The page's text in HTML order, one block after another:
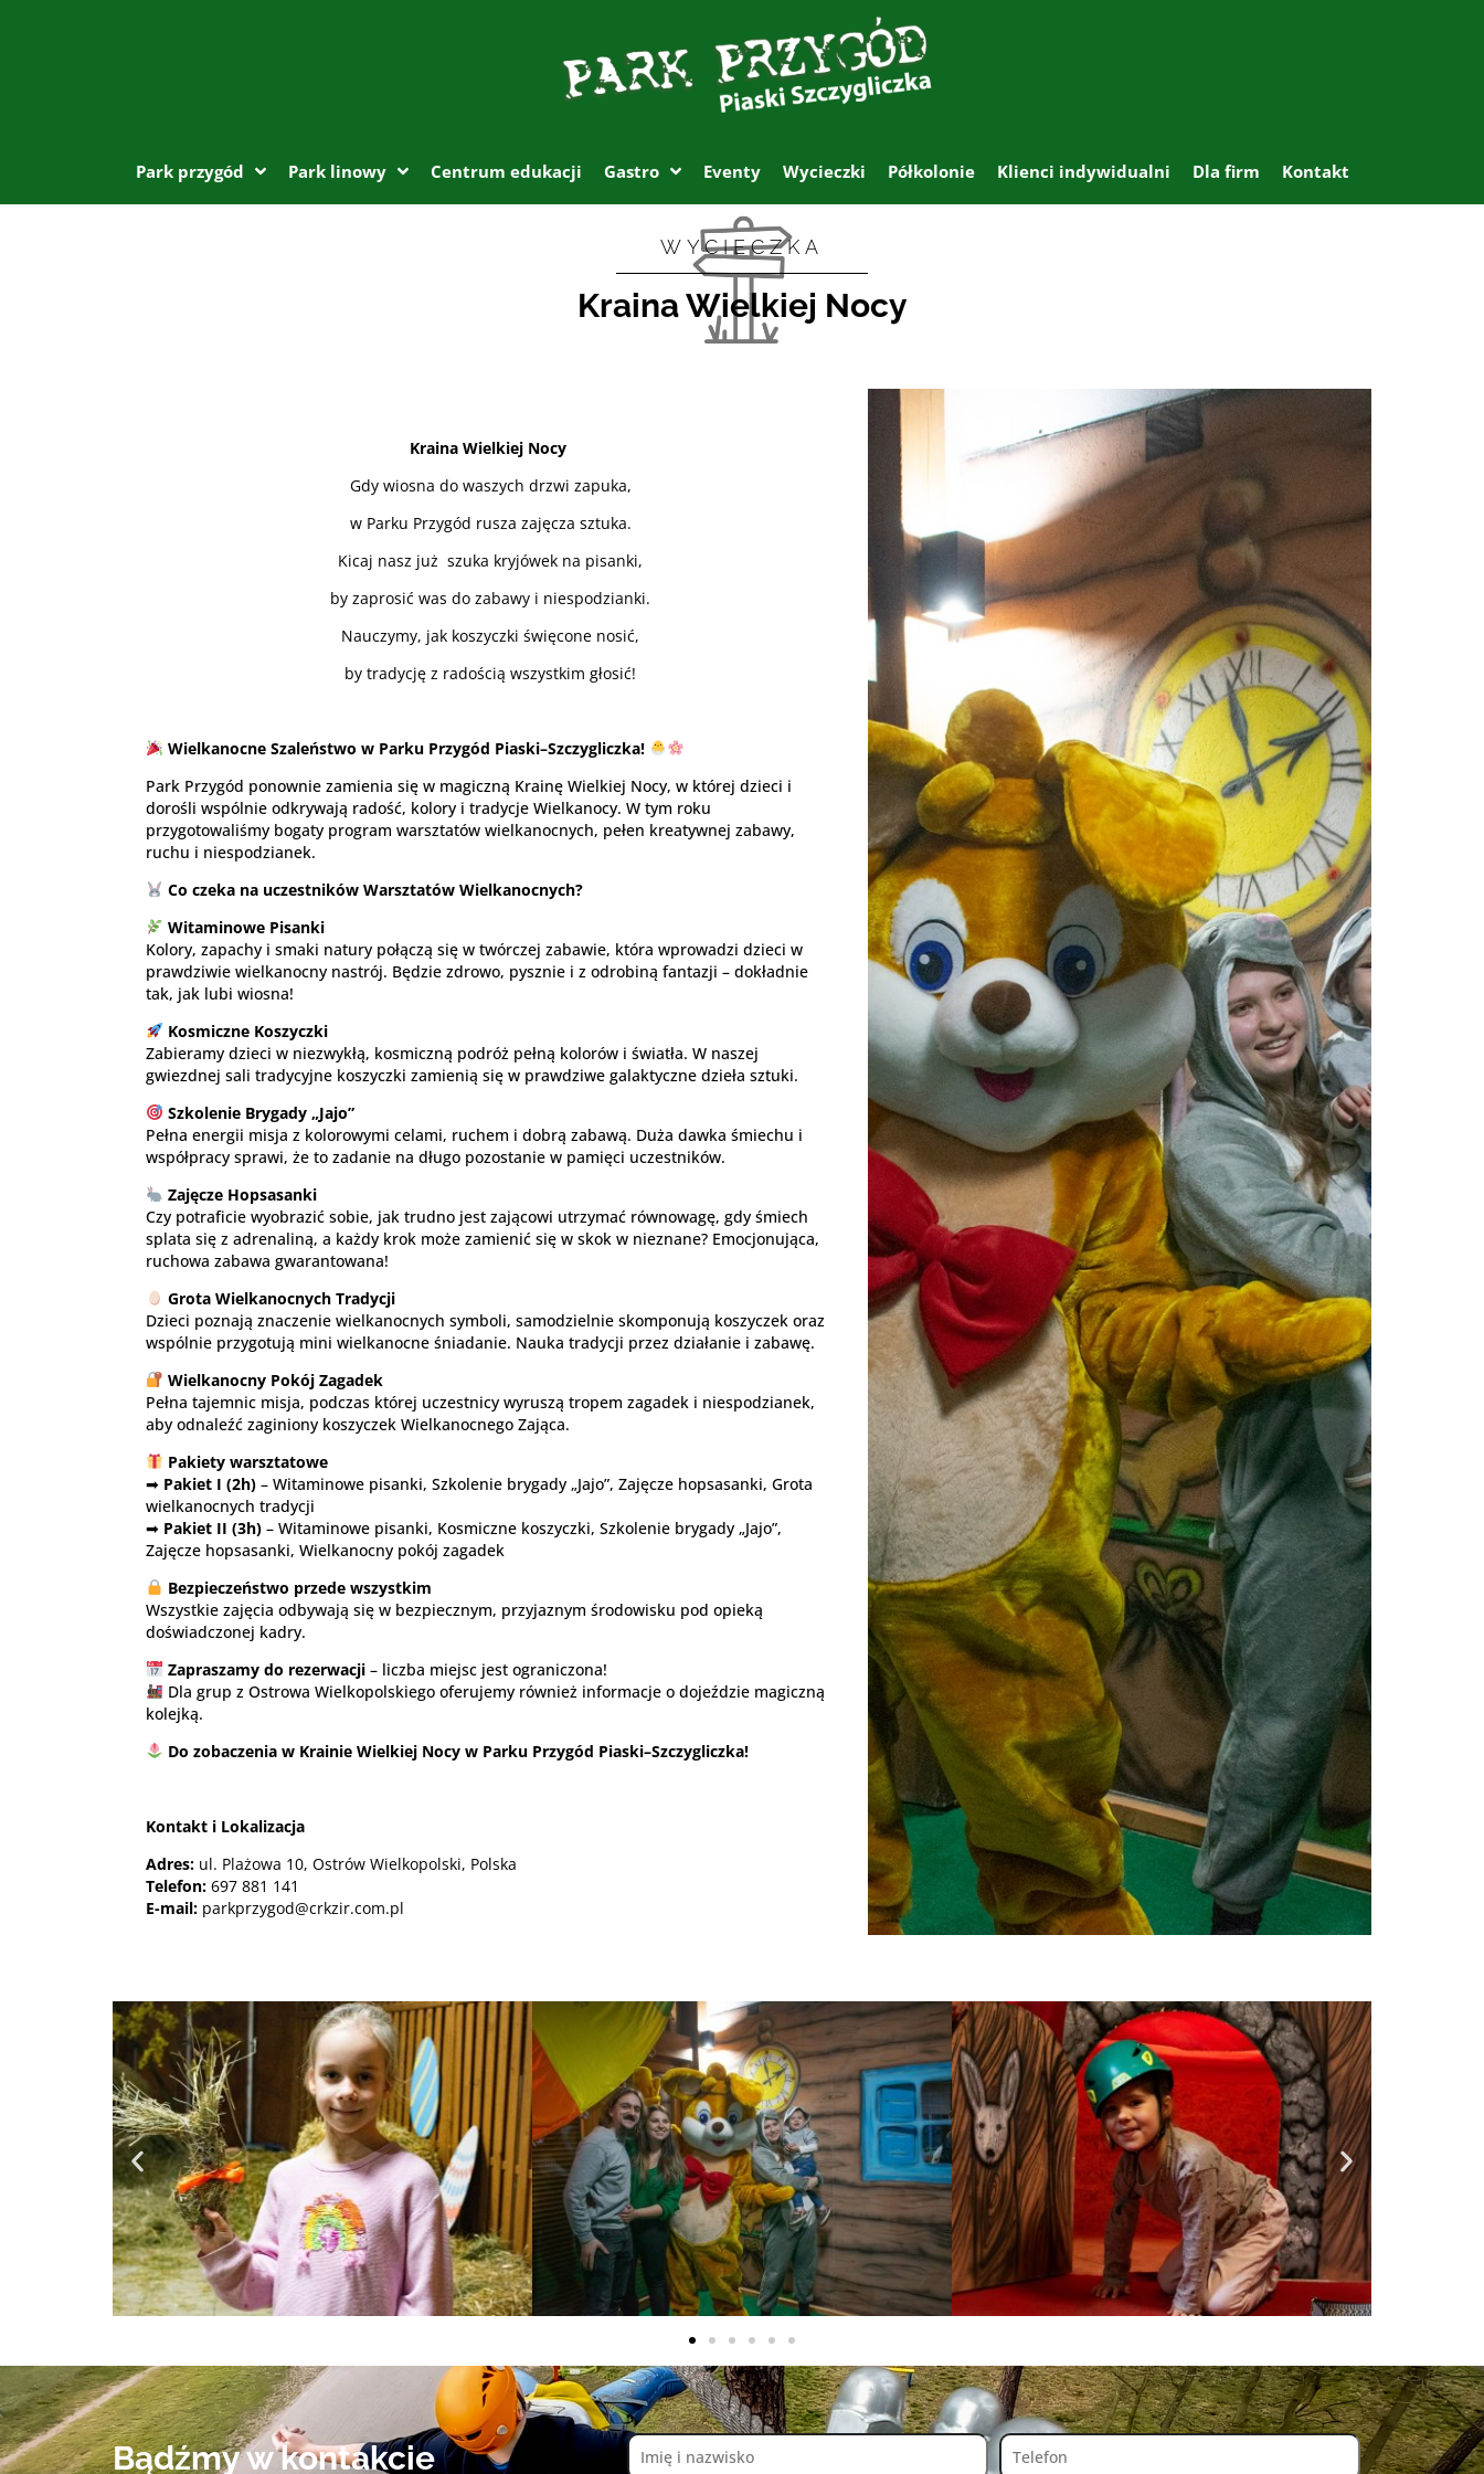
Park przygód Park linowy Centrum edukacji Gastro Eventy Wycieczki Półkolonie Klienci indywidualni Dla firm Kontakt
WYCIECZKA
Kraina Wielkiej Nocy
Kraina Wielkiej Nocy
Gdy wiosna do waszych drzwi zapuka,
w Parku Przygód rusza zajęcza sztuka.
Kicaj nasz już szuka kryjówek na pisanki,
by zaprosić was do zabawy i niespodzianki.
Nauczymy, jak koszyczki święcone nosić,
by tradycję z radością wszystkim głosić!
Wielkanocne Szaleństwo w Parku Przygód Piaski–Szczygliczka!
Park Przygód ponownie zamienia się w magiczną Krainę Wielkiej Nocy, w której dzieci i
dorośli wspólnie odkrywają radość, kolory i tradycje Wielkanocy. W tym roku
przygotowaliśmy bogaty program warsztatów wielkanocnych, pełen kreatywnej zabawy,
ruchu i niespodzianek.
Co czeka na uczestników Warsztatów Wielkanocnych?
Witaminowe Pisanki
Kolory, zapachy i smaki natury połączą się w twórczej zabawie, która wprowadzi dzieci w
prawdziwie wielkanocny nastrój. Będzie zdrowo, pysznie i z odrobiną fantazji – dokładnie
tak, jak lubi wiosna!
Kosmiczne Koszyczki
Zabieramy dzieci w niezwykłą, kosmiczną podróż pełną kolorów i światła. W naszej
gwiezdnej sali tradycyjne koszyczki zamienią się w prawdziwe galaktyczne dzieła sztuki.
Szkolenie Brygady „Jajo”
Pełna energii misja z kolorowymi celami, ruchem i dobrą zabawą. Duża dawka śmiechu i
współpracy sprawi, że to zadanie na długo pozostanie w pamięci uczestników.
Zajęcze Hopsasanki
Czy potraficie wyobrazić sobie, jak trudno jest zającowi utrzymać równowagę, gdy śmiech
splata się z adrenaliną, a każdy krok może zamienić się w skok w nieznane? Emocjonująca,
ruchowa zabawa gwarantowana!
Grota Wielkanocnych Tradycji
Dzieci poznają znaczenie wielkanocnych symboli, samodzielnie skomponują koszyczek oraz
wspólnie przygotują mini wielkanocne śniadanie. Nauka tradycji przez działanie i zabawę.
Wielkanocny Pokój Zagadek
Pełna tajemnic misja, podczas której uczestnicy wyruszą tropem zagadek i niespodzianek,
aby odnaleźć zaginiony koszyczek Wielkanocnego Zająca.
Pakiety warsztatowe
➡ Pakiet I (2h) – Witaminowe pisanki, Szkolenie brygady „Jajo”, Zajęcze hopsasanki, Grota
wielkanocnych tradycji
➡ Pakiet II (3h) – Witaminowe pisanki, Kosmiczne koszyczki, Szkolenie brygady „Jajo”,
Zajęcze hopsasanki, Wielkanocny pokój zagadek
Bezpieczeństwo przede wszystkim
Wszystkie zajęcia odbywają się w bezpiecznym, przyjaznym środowisku pod opieką
doświadczonej kadry.
Zapraszamy do rezerwacji– liczba miejsc jest ograniczona!
Dla grup z Ostrowa Wielkopolskiego oferujemy również informacje o dojeździe magiczną
kolejką.
Do zobaczenia w Krainie Wielkiej Nocy w Parku Przygód Piaski–Szczygliczka!
Kontakt i Lokalizacja
Adres: ul. Plażowa 10, Ostrów Wielkopolski, Polska
Telefon: 697 881 141
E-mail: parkprzygod@crkzir.com.pl
Bądźmy w kontakcie